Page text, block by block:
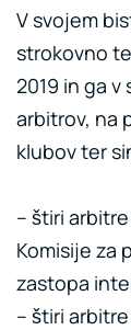
V svojem
strokovno
2019 in ga v
arbitrov, na
klubov ter
– štiri
Komisije za
zastopa
– štiri